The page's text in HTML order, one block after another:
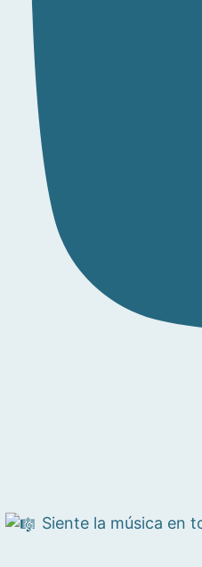
Siente la música en